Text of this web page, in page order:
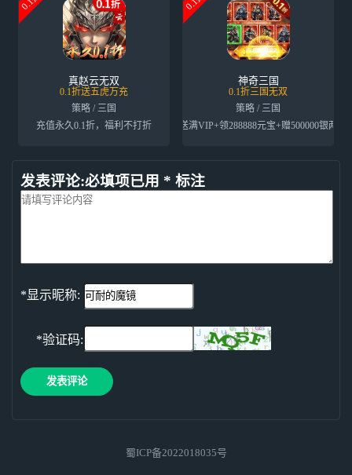
真赵云无双
0.1折送五虎万充
策略 / 三国
充值永久0.1折，福利不打折
神奇三国
0.1折三国无双
策略 / 三国
送满VIP+领288888元宝+赠500000银两
发表评论:必填项已用 * 标注
*显示昵称:
*验证码:
发表评论
蜀ICP备2022018035号